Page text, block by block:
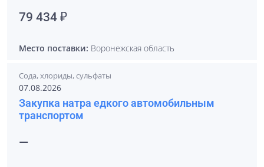
79 434 ₽
Место поставки: Воронежская область
Сода, хлориды, сульфаты
07.08.2026
Закупка натра едкого автомобильным
транспортом
—